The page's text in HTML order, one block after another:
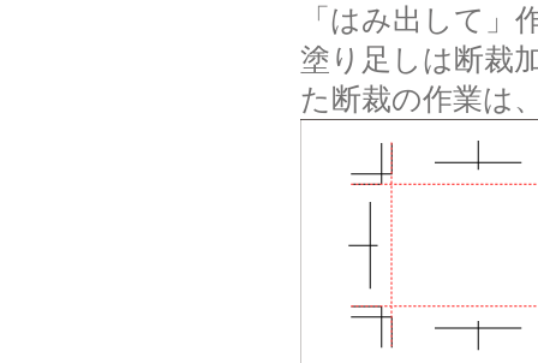
「はみ出して」
塗り足しは断裁
た断裁の作業は